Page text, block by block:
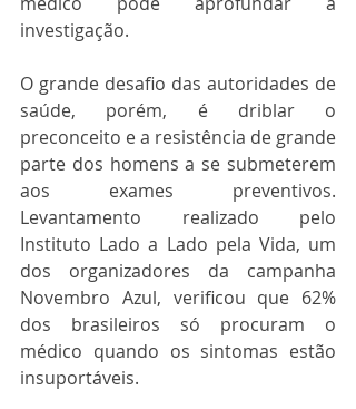
investigação.
O grande desafio das autoridades de
saúde, porém, é driblar o
preconceito e a resistência de grande
parte dos homens a se submeterem
aos exames preventivos.
Levantamento realizado pelo
Instituto Lado a Lado pela Vida, um
dos organizadores da campanha
Novembro Azul, verificou que 62%
dos brasileiros só procuram o
médico quando os sintomas estão
insuportáveis.